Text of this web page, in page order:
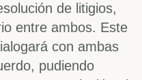
de litigios,
entre ambos. Este
con ambas
pudiendo